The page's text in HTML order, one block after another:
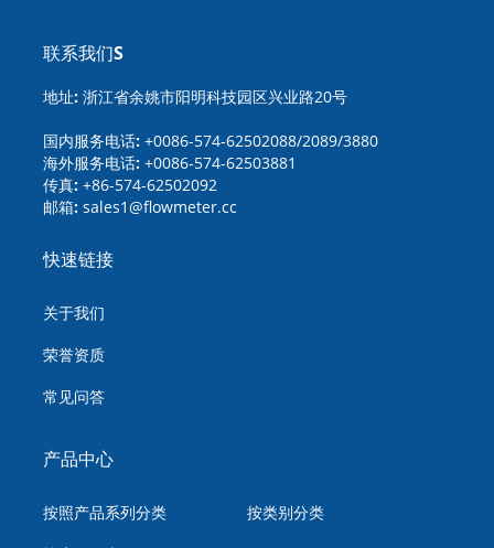
联系我们S
地址: 浙江省余姚市阳明科技园区兴业路20号
国内服务电话: +0086-574-62502088/2089/3880
海外服务电话: +0086-574-62503881
传真: +86-574-62502092
邮箱: sales1@flowmeter.cc
快速链接
关于我们
荣誉资质
常见问答
产品中心
按照产品系列分类
按类别分类